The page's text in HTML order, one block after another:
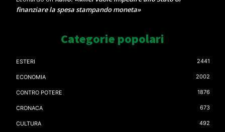
finanziare la spesa stampando moneta»
Categorie popolari
ESTERI 2441
ECONOMIA 2002
CONTRO POTERE 1876
CRONACA 673
CULTURA 492